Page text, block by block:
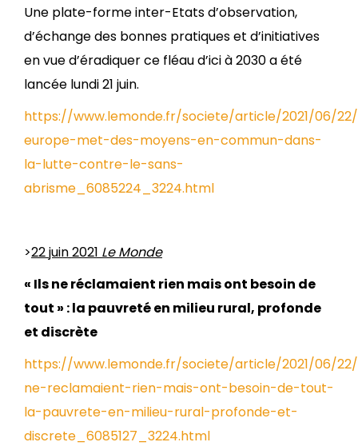
Une plate-forme inter-Etats d’observation,
d’échange des bonnes pratiques et d’initiatives
en vue d’éradiquer ce fléau d’ici à 2030 a été
lancée lundi 21 juin.
https://www.lemonde.fr/societe/article/2021/06/
europe-met-des-moyens-en-commun-dans-
la-lutte-contre-le-sans-
abrisme_6085224_3224.html
>22 juin 2021 Le Monde
« Ils ne réclamaient rien mais ont besoin de
tout » : la pauvreté en milieu rural, profonde
et discrète
https://www.lemonde.fr/societe/article/2021/06/
ne-reclamaient-rien-mais-ont-besoin-de-tout-
la-pauvrete-en-milieu-rural-profonde-et-
discrete_6085127_3224.html